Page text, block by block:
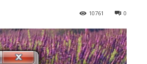
0
10761